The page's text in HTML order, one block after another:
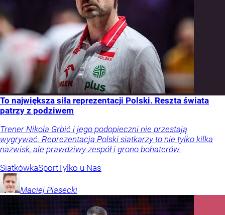
To największa siła reprezentacji Polski. Reszta świata
patrzy z podziwem
Trener Nikola Grbić i jego podopieczni nie przestają
wygrywać. Reprezentacja Polski siatkarzy to nie tylko kilka
nazwisk, ale prawdziwy zespół i grono bohaterów.
SiatkówkaSportTylko u Nas
Maciej Piasecki